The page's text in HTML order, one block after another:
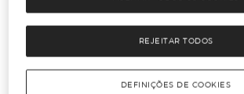
REJEITAR TODOS
DEFINIÇÕES DE COOKIES